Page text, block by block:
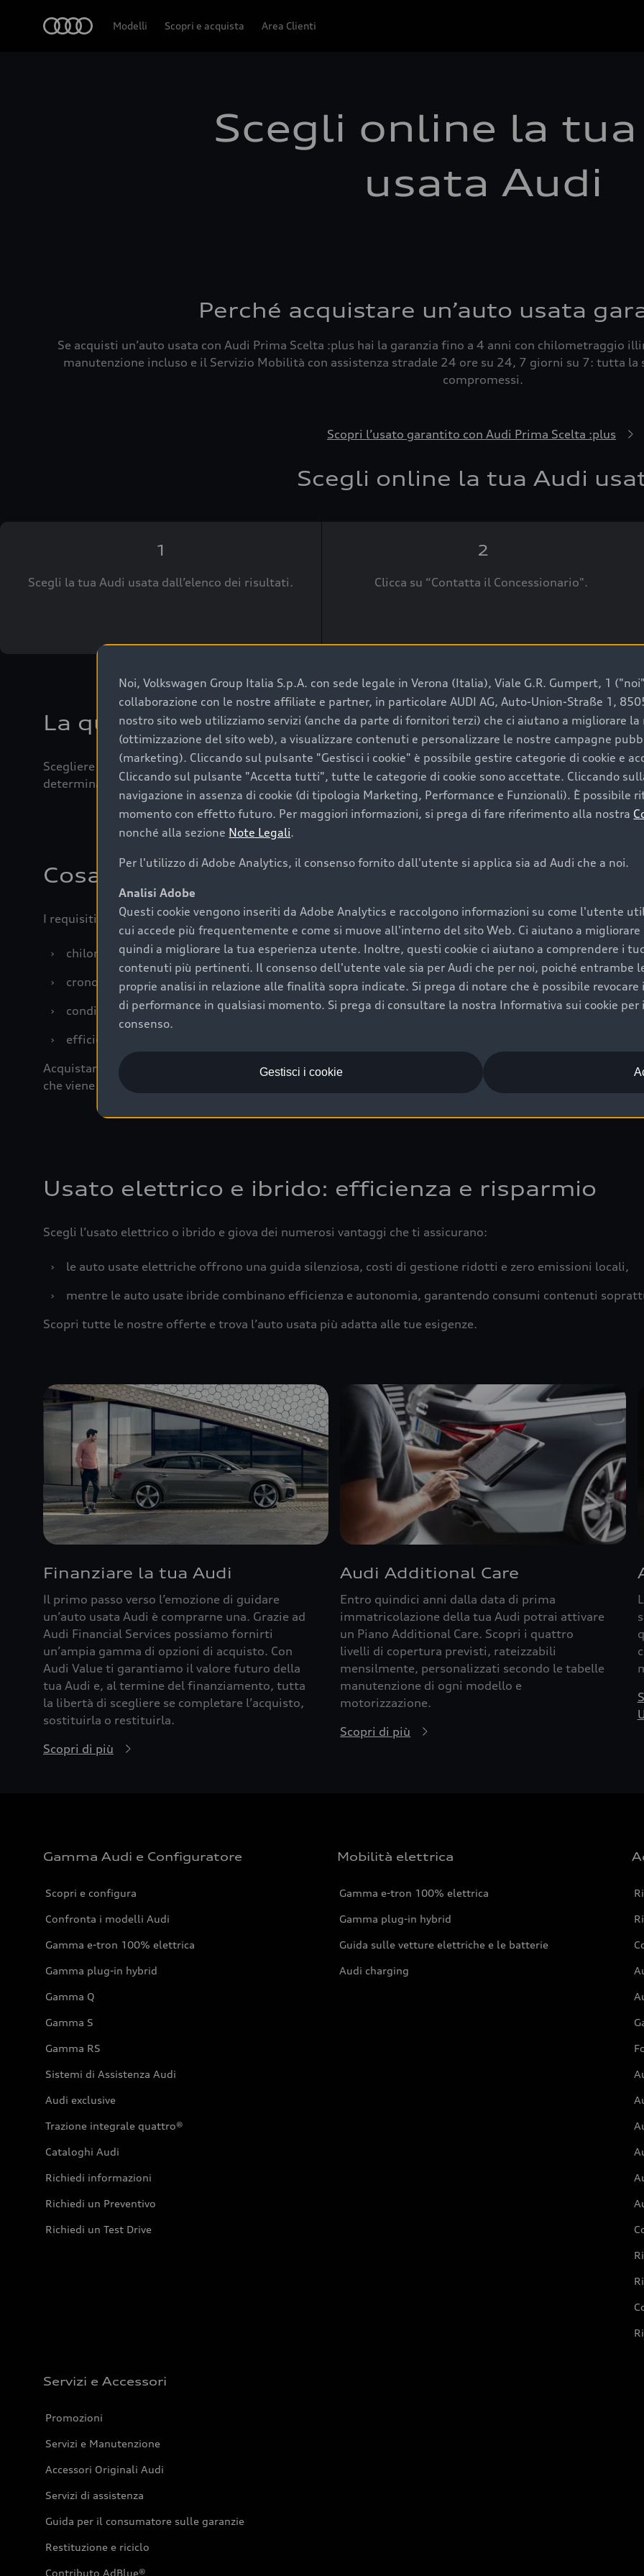
Modelli Scopri e acquista Area Clienti
Scegli online la
usata Audi
Perché acquistare un’auto usata
Se acquisti un’auto usata con Audi Prima Scelta :plus hai la garanzia fino a 4 anni con chilometraggio
manutenzione incluso e il Servizio Mobilità con assistenza stradale 24 ore su 24, 7 giorni su 7: tutta la
compromessi.
Scopri l’usato garantito con Audi Prima Scelta :plus
Scegli online la tua Audi
1
Scegli la tua Audi usata dall’elenco dei risultati.
2
Clicca su “Contatta il Concessionario".
La qualità di acquistare un’auto usata Audi
Scegliere un’auto usata è una decisione che coniuga convenienza, affidabilità e sostenibilità. Per fare un
determinanti come la garanzia inclusa e l’affidabilità del marchio. Audi offre l’auto usata perfetta tramite
Cosa sapere prima di acquistare la tua prossima
I requisiti fondamentali da considerare prima di acquistare un’auto usata, oltre al prezzo e all'aspetto,
›
chilometraggio: un valore contenuto corrisponde a uno stato migliore del veicolo e a una maggiore
›
cronologia dei tagliandi: una documentazione completa della vettura certifica una manutenzione
›
condizioni della carrozzeria e degli interni: una buona conservazione evidenzia cura e attenzione del
›
efficienza meccanica: motore, trasmissione e componenti principali in ottimo stato garantiscono
Acquistare un’auto usata in una Concessionaria ufficiale Audi che offre l’usato garantito tramite Audi
che viene sottoposto a 110 controlli approfonditi e coperto da garanzia fino a 4 anni per una maggiore
Usato elettrico e ibrido: efficienza e risparmio
Scegli l’usato elettrico o ibrido e giova dei numerosi vantaggi che ti assicurano:
›
le auto usate elettriche offrono una guida silenziosa, costi di gestione ridotti e zero emissioni locali,
›
mentre le auto usate ibride combinano efficienza e autonomia, garantendo consumi contenuti
Scopri tutte le nostre offerte e trova l’auto usata più adatta alle tue esigenze.
Finanziare la tua Audi
Il primo passo verso l’emozione di guidare
un’auto usata Audi è comprarne una. Grazie ad
Audi Financial Services possiamo fornirti
un’ampia gamma di opzioni di acquisto. Con
Audi Value ti garantiamo il valore futuro della
tua Audi e, al termine del finanziamento, tutta
la libertà di scegliere se completare l’acquisto,
sostituirla o restituirla.
Scopri di più
Audi Additional Care
Entro quindici anni dalla data di prima
immatricolazione della tua Audi potrai attivare
un Piano Additional Care. Scopri i quattro
livelli di copertura previsti, rateizzabili
mensilmente, personalizzati secondo le tabelle
manutenzione di ogni modello e
motorizzazione.
Scopri di più
Gamma Audi e Configuratore
Scopri e configura
Confronta i modelli Audi
Gamma e-tron 100% elettrica
Gamma plug-in hybrid
Gamma Q
Gamma S
Gamma RS
Sistemi di Assistenza Audi
Audi exclusive
Trazione integrale quattro®
Cataloghi Audi
Richiedi informazioni
Richiedi un Preventivo
Richiedi un Test Drive
Mobilità elettrica
Gamma e-tron 100% elettrica
Gamma plug-in hybrid
Guida sulle vetture elettriche e le batterie
Audi charging
Servizi e Accessori
Promozioni
Servizi e Manutenzione
Accessori Originali Audi
Servizi di assistenza
Guida per il consumatore sulle garanzie
Restituzione e riciclo
Contributo AdBlue®
Noi, Volkswagen Group Italia S.p.A. con sede legale in Verona (Italia), Viale G.R. Gumpert, 1
collaborazione con le nostre affiliate e partner, in particolare AUDI AG, Auto-Union-Straße 1,
nostro sito web utilizziamo servizi (anche da parte di fornitori terzi) che ci aiutano a migliorare la
(ottimizzazione del sito web), a visualizzare contenuti e personalizzare le nostre campagne
(marketing). Cliccando sul pulsante "Gestisci i cookie" è possibile gestire categorie di cookie e
Cliccando sul pulsante "Accetta tutti", tutte le categorie di cookie sono accettate. Cliccando
navigazione in assenza di cookie (di tipologia Marketing, Performance e Funzionali). È possibile
momento con effetto futuro. Per maggiori informazioni, si prega di fare riferimento alla nostra
nonché alla sezione Note Legali.
Per l'utilizzo di Adobe Analytics, il consenso fornito dall'utente si applica sia ad Audi che a noi.
Analisi Adobe
Questi cookie vengono inseriti da Adobe Analytics e raccolgono informazioni su come l'utente
cui accede più frequentemente e come si muove all'interno del sito Web. Ci aiutano a
quindi a migliorare la tua esperienza utente. Inoltre, questi cookie ci aiutano a comprendere i
contenuti più pertinenti. Il consenso dell'utente vale sia per Audi che per noi, poiché entrambe
proprie analisi in relazione alle finalità sopra indicate. Si prega di notare che è possibile
di performance in qualsiasi momento. Si prega di consultare la nostra Informativa sui cookie per
consenso.
Gestisci i cookie